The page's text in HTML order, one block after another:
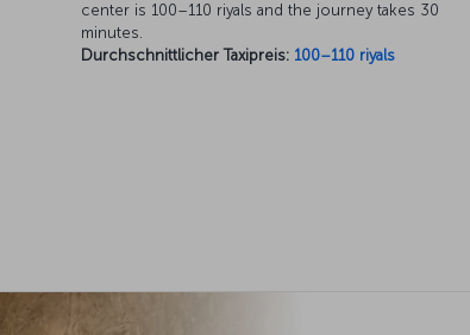
center is 100–110 riyals and the journey takes 30
minutes.
Durchschnittlicher Taxipreis: 100–110 riyals